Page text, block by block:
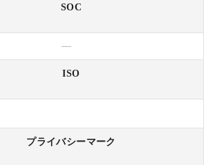
SOC
—
ISO
プライバシーマーク